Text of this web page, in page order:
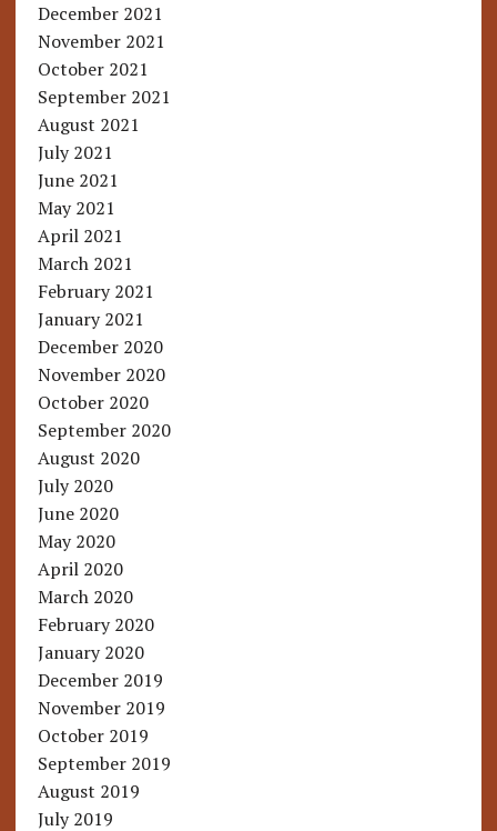
December 2021
November 2021
October 2021
September 2021
August 2021
July 2021
June 2021
May 2021
April 2021
March 2021
February 2021
January 2021
December 2020
November 2020
October 2020
September 2020
August 2020
July 2020
June 2020
May 2020
April 2020
March 2020
February 2020
January 2020
December 2019
November 2019
October 2019
September 2019
August 2019
July 2019